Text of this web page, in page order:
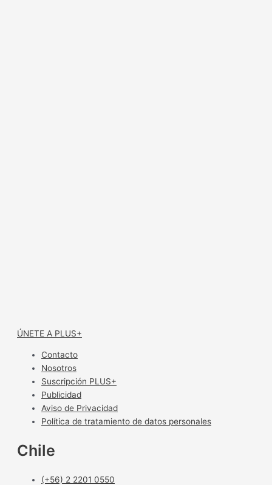
ÚNETE A PLUS+
Contacto
Nosotros
Suscripción PLUS+
Publicidad
Aviso de Privacidad
Política de tratamiento de datos personales
Chile
(+56) 2 2201 0550